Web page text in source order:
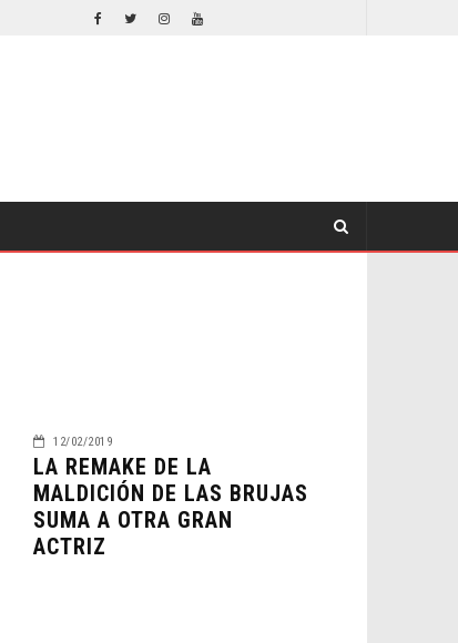
12/02/2019
LA REMAKE DE LA
MALDICIÓN DE LAS BRUJAS
SUMA A OTRA GRAN
ACTRIZ